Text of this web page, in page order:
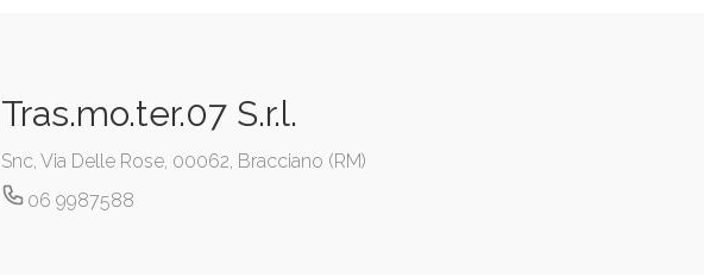
Tras.mo.ter.07 S.r.l.
Snc, Via Delle Rose, 00062, Bracciano (RM)
06 9987588